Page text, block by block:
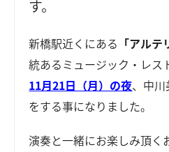
す。
新橋駅近くにある 「アルテ
統あるミュージック・レス
11月21日（月）の夜、中
をする事になりました。
演奏と一緒にお楽しみ頂く